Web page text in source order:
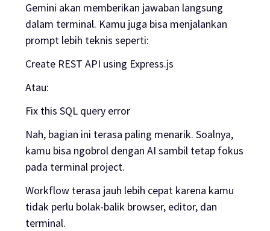
Gemini akan memberikan jawaban langsung
dalam terminal. Kamu juga bisa menjalankan
prompt lebih teknis seperti:
Create REST API using Express.js
Atau:
Fix this SQL query error
Nah, bagian ini terasa paling menarik. Soalnya,
kamu bisa ngobrol dengan AI sambil tetap fokus
pada terminal project.
Workflow terasa jauh lebih cepat karena kamu
tidak perlu bolak-balik browser, editor, dan
terminal.